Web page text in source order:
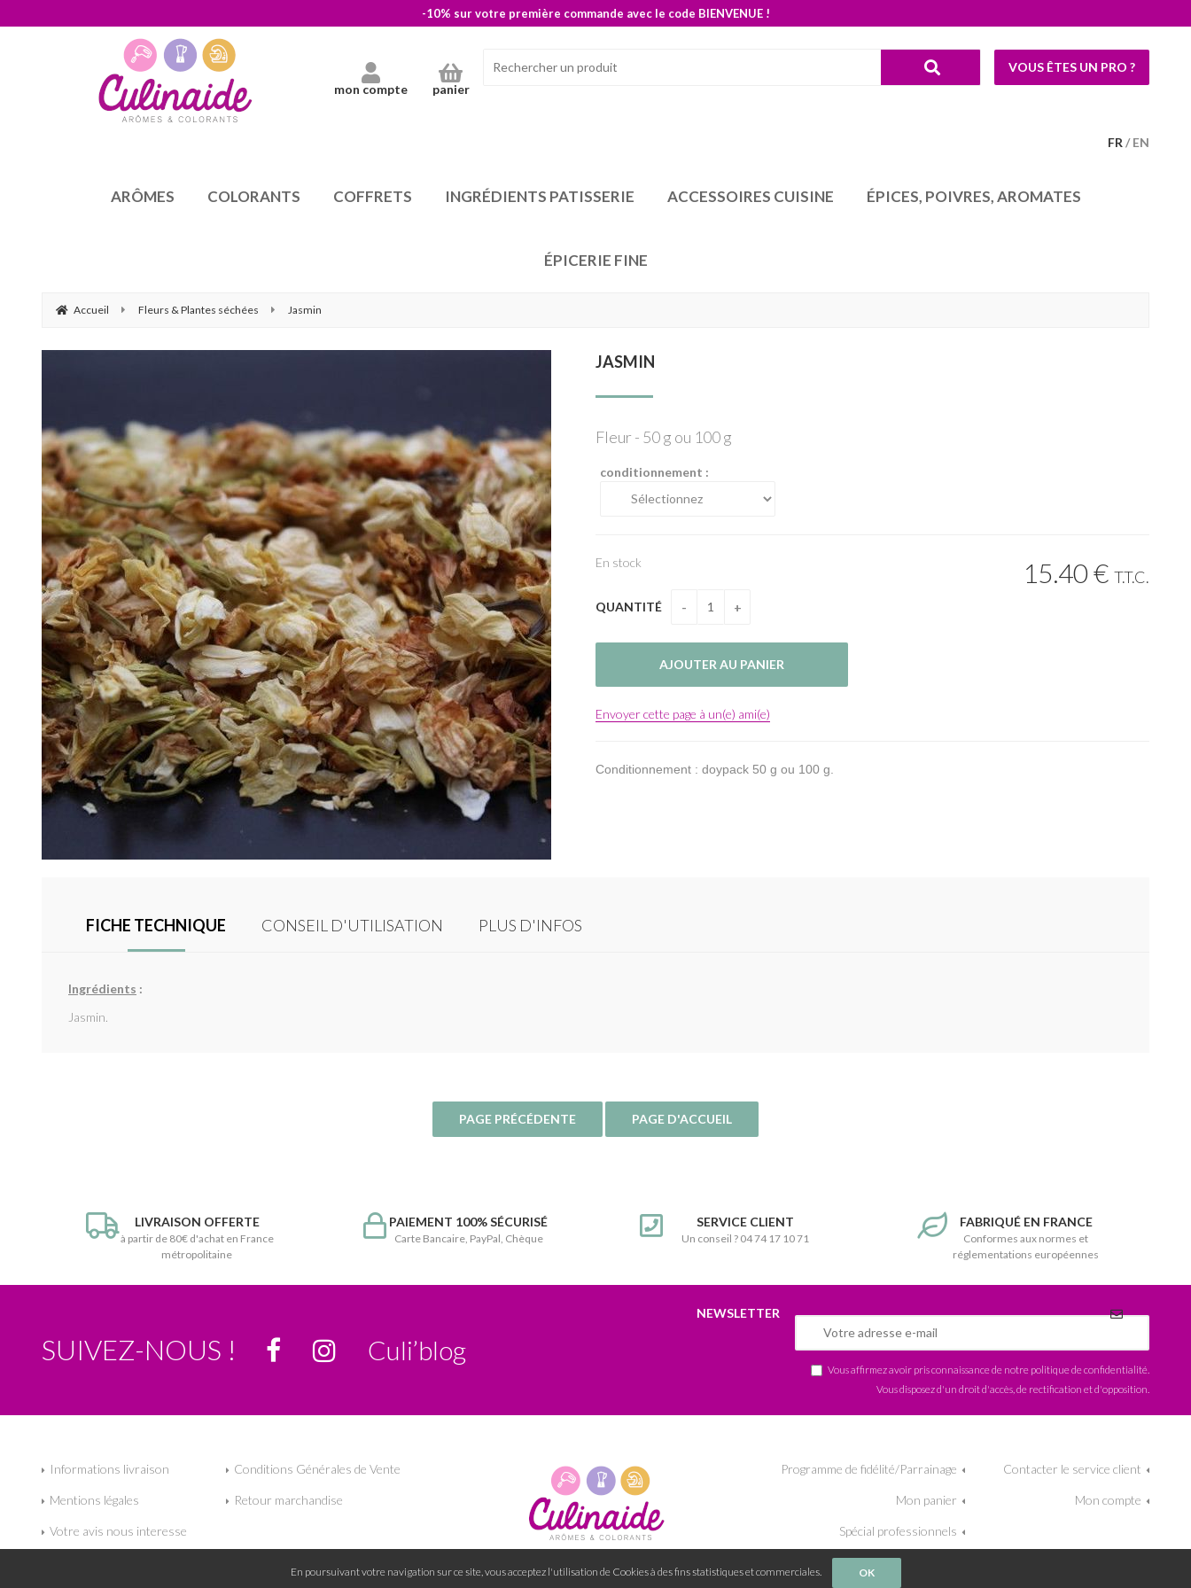
-10% sur votre première commande avec le code BIENVENUE !
FR EN
mon compte panier
VOUS ÊTES UN PRO ?
ARÔMES COLORANTS COFFRETS INGRÉDIENTS PATISSERIE ACCESSOIRES CUISINE ÉPICES, POIVRES, AROMATES
ÉPICERIE FINE
Accueil Fleurs & Plantes séchées Jasmin
JASMIN
Fleur - 50 g ou 100 g
conditionnement :
15.40€ T.T.C.
En stock
QUANTITÉ
Envoyer cette page à un(e) ami(e)
Conditionnement : doypack 50 g ou 100 g.
FICHE TECHNIQUE CONSEIL D'UTILISATION PLUS D'INFOS
Ingrédients :
Jasmin.
LIVRAISON OFFERTE
à partir de 80€ d'achat en France
métropolitaine
PAIEMENT 100% SÉCURISÉ
Carte Bancaire, PayPal, Chèque
SERVICE CLIENT
Un conseil ? 04 74 17 10 71
FABRIQUÉ EN FRANCE
Conformes aux normes et
réglementations européennes
SUIVEZ-NOUS ! Culi’blog
NEWSLETTER
Vous affirmez avoir pris connaissance de notre politique de confidentialité
Vous disposez d'un droit d'accès, de rectification et d'opposition.
Informations livraison Conditions Générales de Vente
Mentions légales Retour marchandise
Votre avis nous interesse
Programme de fidélité/Parrainage Contacter le service client
Mon panier Mon compte
Spécial professionnels
En poursuivant votre navigation sur ce site, vous acceptez l'utilisation de Cookies à des fins statistiques et commerciales. OK